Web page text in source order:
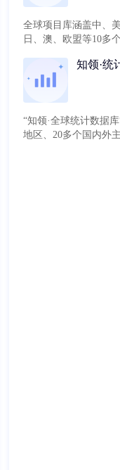
策专题、政策分析等
全球项目库涵盖中、
日、澳、欧盟等10多
数据支撑。 基于已有
工程科技知识中心已
目资助领域/主题分
际对标分析，项目产
知领·统
“知领·全球统计数据
地区、20多个国内外